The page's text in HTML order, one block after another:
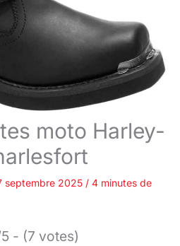
moto Harley-
septembre 2025 / 4 minutes de
- (7 votes)